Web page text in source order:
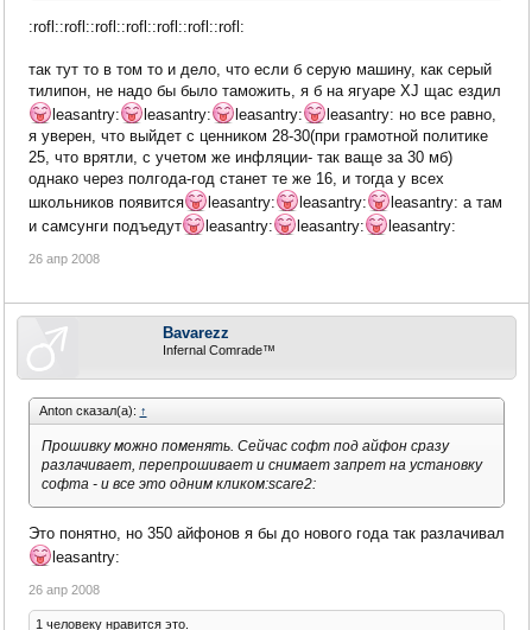
:rofl::rofl::rofl::rofl::rofl::rofl::rofl:
так тут то в том то и дело, что если б серую машину, как серый
тилипон, не надо бы было таможить, я б на ягуаре XJ щас ездил
leasantry:
leasantry: leasantry:
leasantry: но все равно,
я уверен, что выйдет с ценником 28-30(при грамотной политике
25, что врятли, с учетом же инфляции- так ваще за 30 мб)
однако через полгода-год станет те же 16, и тогда у всех
школьников появится
leasantry: leasantry:
leasantry: а там
и самсунги подъедут
leasantry: leasantry: leasantry:
26 апр 2008
Bavarezz
Infernal Comrade™
Anton сказал(а): ↑
Прошивку можно поменять. Сейчас софт под айфон сразу
разлачивает, перепрошивает и снимает запрет на установку
софта - и все это одним кликом:scare2:
Это понятно, но 350 айфонов я бы до нового года так разлачивал
leasantry:
26 апр 2008
1 человеку нравится это.